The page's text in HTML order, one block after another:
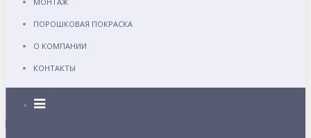
ПОРОШКОВАЯ ПОКРАСКА
О КОМПАНИИ
КОНТАКТЫ
Каталог